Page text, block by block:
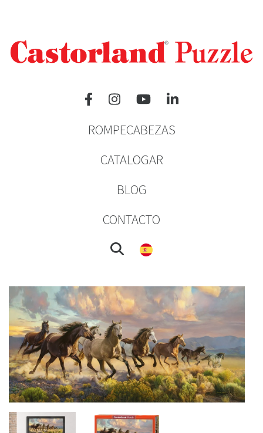
ROMPECABEZAS
CATALOGAR
BLOG
CONTACTO